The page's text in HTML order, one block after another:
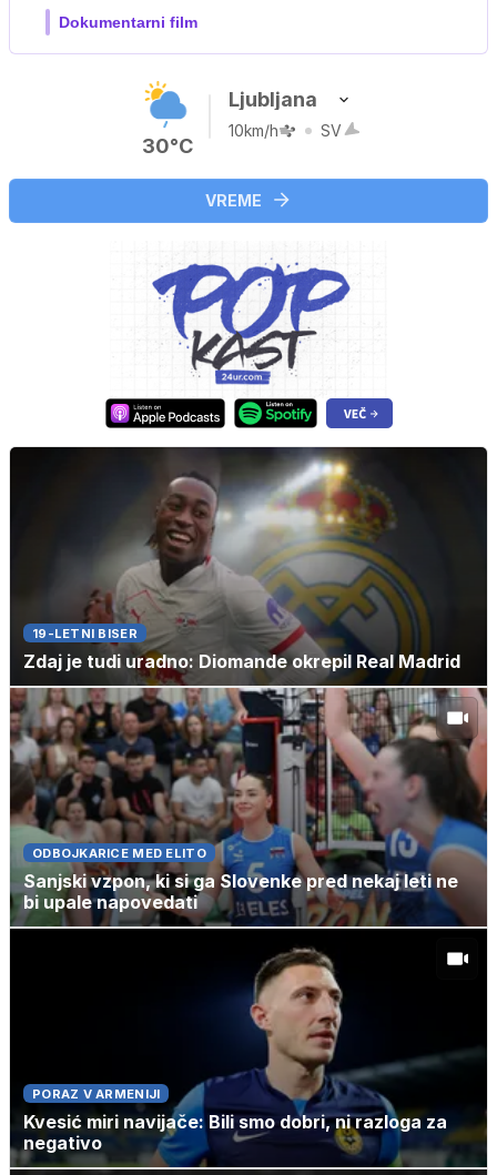
30°C
Ljubljana
10km/h SV
VREME
19-LETNI BISER
Zdaj je tudi uradno: Diomande okrepil Real Madrid
ODBOJKARICE MED ELITO
Sanjski vzpon, ki si ga Slovenke pred nekaj leti ne
bi upale napovedati
PORAZ V ARMENIJI
Kvesić miri navijače: Bili smo dobri, ni razloga za
negativo